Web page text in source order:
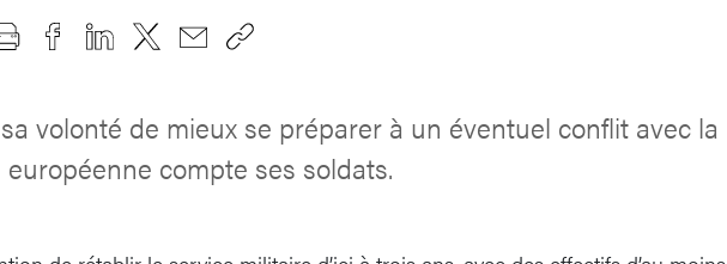
volonté de mieux se préparer à un éventuel conflit avec la
européenne compte ses soldats.